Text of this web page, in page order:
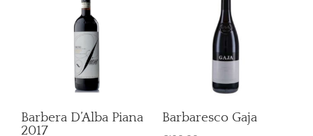
Barbera D’Alba Piana
2017
Barbaresco Gaja